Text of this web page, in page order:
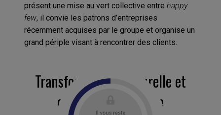
présent une mise au vert collective entre happy
few, il convie les patrons d’entreprises
récemment acquises par le groupe et organise un
grand périple visant à rencontrer des clients.
Transformation culturelle et
esprit de croissance